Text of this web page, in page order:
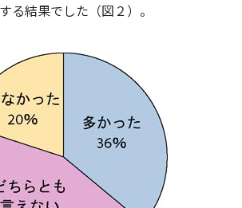
る結果でした（図２）。